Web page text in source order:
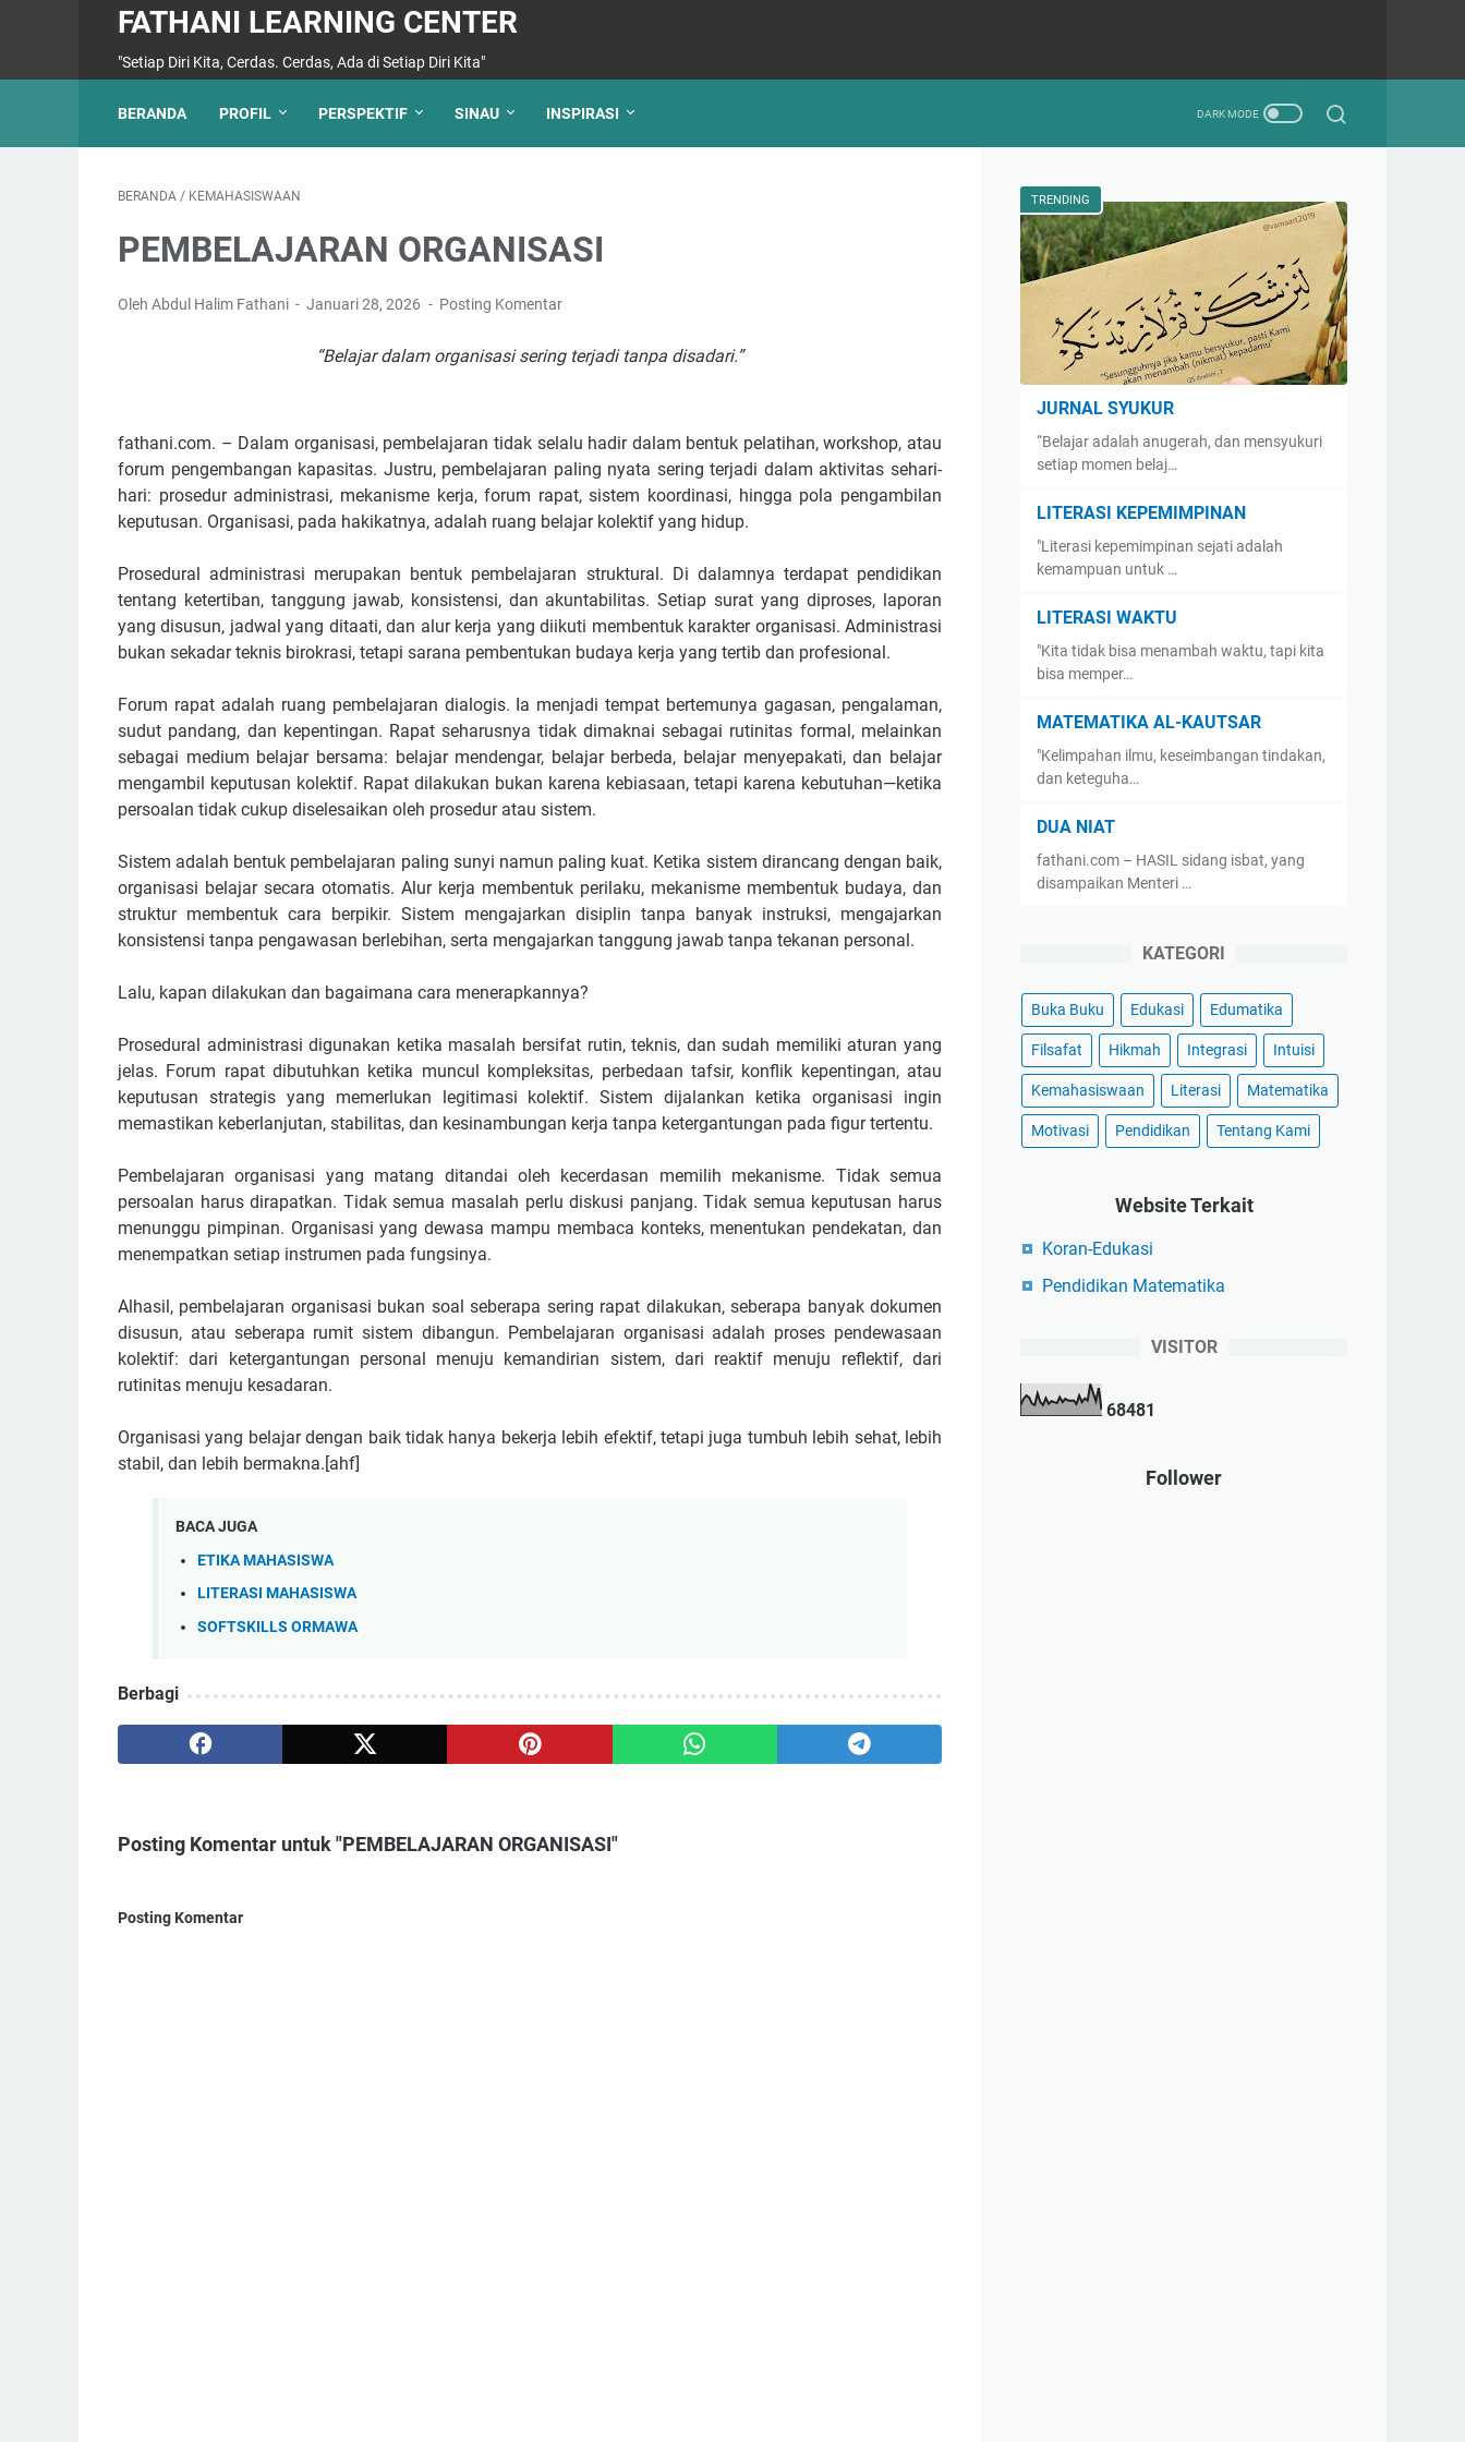
FATHANI LEARNING CENTER
"Setiap Diri Kita, Cerdas. Cerdas, Ada di Setiap Diri Kita"
BERANDA PROFIL PERSPEKTIF SINAU INSPIRASI
BERANDA / KEMAHASISWAAN
PEMBELAJARAN ORGANISASI
Oleh Abdul Halim Fathani Januari 28, 2026 Posting Komentar
“Belajar dalam organisasi sering terjadi tanpa disadari.”
fathani.com. – Dalam organisasi, pembelajaran tidak selalu hadir dalam bentuk pelatihan, workshop, atau
forum pengembangan kapasitas. Justru, pembelajaran paling nyata sering terjadi dalam aktivitas sehari-
hari: prosedur administrasi, mekanisme kerja, forum rapat, sistem koordinasi, hingga pola pengambilan
keputusan. Organisasi, pada hakikatnya, adalah ruang belajar kolektif yang hidup.
Prosedural administrasi merupakan bentuk pembelajaran struktural. Di dalamnya terdapat pendidikan
tentang ketertiban, tanggung jawab, konsistensi, dan akuntabilitas. Setiap surat yang diproses, laporan
yang disusun, jadwal yang ditaati, dan alur kerja yang diikuti membentuk karakter organisasi. Administrasi
bukan sekadar teknis birokrasi, tetapi sarana pembentukan budaya kerja yang tertib dan profesional.
Forum rapat adalah ruang pembelajaran dialogis. Ia menjadi tempat bertemunya gagasan, pengalaman,
sudut pandang, dan kepentingan. Rapat seharusnya tidak dimaknai sebagai rutinitas formal, melainkan
sebagai medium belajar bersama: belajar mendengar, belajar berbeda, belajar menyepakati, dan belajar
mengambil keputusan kolektif. Rapat dilakukan bukan karena kebiasaan, tetapi karena kebutuhan—ketika
persoalan tidak cukup diselesaikan oleh prosedur atau sistem.
Sistem adalah bentuk pembelajaran paling sunyi namun paling kuat. Ketika sistem dirancang dengan baik,
organisasi belajar secara otomatis. Alur kerja membentuk perilaku, mekanisme membentuk budaya, dan
struktur membentuk cara berpikir. Sistem mengajarkan disiplin tanpa banyak instruksi, mengajarkan
konsistensi tanpa pengawasan berlebihan, serta mengajarkan tanggung jawab tanpa tekanan personal.
Lalu, kapan dilakukan dan bagaimana cara menerapkannya?
Prosedural administrasi digunakan ketika masalah bersifat rutin, teknis, dan sudah memiliki aturan yang
jelas. Forum rapat dibutuhkan ketika muncul kompleksitas, perbedaan tafsir, konflik kepentingan, atau
keputusan strategis yang memerlukan legitimasi kolektif. Sistem dijalankan ketika organisasi ingin
memastikan keberlanjutan, stabilitas, dan kesinambungan kerja tanpa ketergantungan pada figur tertentu.
Pembelajaran organisasi yang matang ditandai oleh kecerdasan memilih mekanisme. Tidak semua
persoalan harus dirapatkan. Tidak semua masalah perlu diskusi panjang. Tidak semua keputusan harus
menunggu pimpinan. Organisasi yang dewasa mampu membaca konteks, menentukan pendekatan, dan
menempatkan setiap instrumen pada fungsinya.
Alhasil, pembelajaran organisasi bukan soal seberapa sering rapat dilakukan, seberapa banyak dokumen
disusun, atau seberapa rumit sistem dibangun. Pembelajaran organisasi adalah proses pendewasaan
kolektif: dari ketergantungan personal menuju kemandirian sistem, dari reaktif menuju reflektif, dari
rutinitas menuju kesadaran.
Organisasi yang belajar dengan baik tidak hanya bekerja lebih efektif, tetapi juga tumbuh lebih sehat, lebih
stabil, dan lebih bermakna.[ahf]
BACA JUGA
ETIKA MAHASISWA
LITERASI MAHASISWA
SOFTSKILLS ORMAWA
Berbagi
Posting Komentar untuk "PEMBELAJARAN ORGANISASI"
Posting Komentar
TRENDING
JURNAL SYUKUR
“Belajar adalah anugerah, dan mensyukuri
setiap momen belaj…
LITERASI KEPEMIMPINAN
"Literasi kepemimpinan sejati adalah
kemampuan untuk …
LITERASI WAKTU
"Kita tidak bisa menambah waktu, tapi kita
bisa memper…
MATEMATIKA AL-KAUTSAR
"Kelimpahan ilmu, keseimbangan tindakan,
dan keteguha…
DUA NIAT
fathani.com – HASIL sidang isbat, yang
disampaikan Menteri …
KATEGORI
Buka Buku Edukasi Edumatika
Filsafat Hikmah Integrasi Intuisi
Kemahasiswaan Literasi Matematika
Motivasi Pendidikan Tentang Kami
Website Terkait
Koran-Edukasi
Pendidikan Matematika
VISITOR
68481
Follower